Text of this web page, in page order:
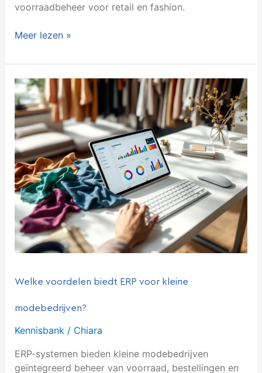
voorraadbeheer voor retail en fashion.
Meer lezen »
Welke voordelen biedt ERP voor kleine
modebedrijven?
Kennisbank / Chiara
ERP-systemen bieden kleine modebedrijven
geïntegreerd beheer van voorraad, bestellingen en
Welke
voordelen
biedt
ERP
voor
kleine
modebedrijven?